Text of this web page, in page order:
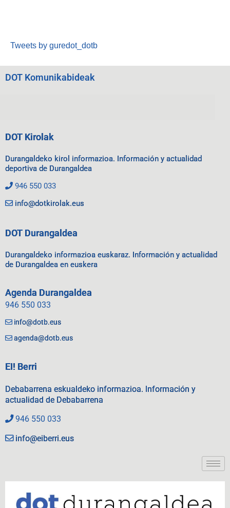
Tweets by guredot_dotb
DOT Komunikabideak
DOT Kirolak
Durangaldeko kirol informazioa. Información y actualidad
deportiva de Durangaldea
946 550 033
info@dotkirolak.eus
DOT Durangaldea
Durangaldeko informazioa euskaraz. Información y actualidad
de Durangaldea en euskera
Agenda Durangaldea
946 550 033
info@dotb.eus
agenda@dotb.eus
EI! Berri
Debabarrena eskualdeko informazioa. Información y
actualidad de Debabarrena
946 550 033
info@eiberri.eus